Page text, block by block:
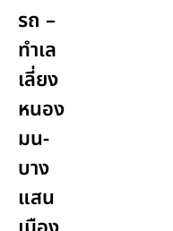
รถ –
ทำเล
เลี่ยง
หนอง
มน-
บาง
แสน